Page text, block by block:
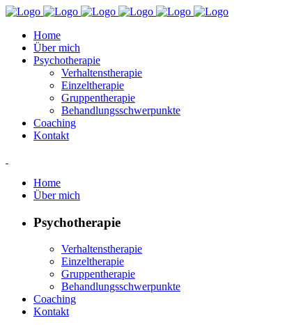
Home
Über mich
Psychotherapie
Verhaltenstherapie
Einzeltherapie
Gruppentherapie
Behandlungsschwerpunkte
Coaching
Kontakt
Home
Über mich
Psychotherapie
Verhaltenstherapie
Einzeltherapie
Gruppentherapie
Behandlungsschwerpunkte
Coaching
Kontakt